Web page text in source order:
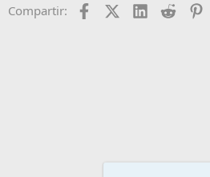
Compartir: FacebookX (Twitter)
LinkedIn
Reddit